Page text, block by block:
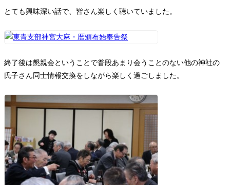
とても興味深い話で、皆さん楽しく聴いていました。
終了後は懇親会ということで普段あまり会うことのない他の神社の
氏子さん同士情報交換をしながら楽しく過ごしました。